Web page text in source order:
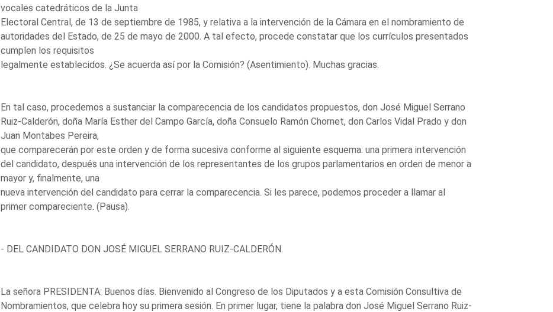
vocales catedráticos de la Junta
Electoral Central, de 13 de septiembre de 1985, y relativa a la intervención de la Cámara en el nombramiento de
autoridades del Estado, de 25 de mayo de 2000. A tal efecto, procede constatar que los currículos presentados
cumplen los requisitos
legalmente establecidos. ¿Se acuerda así por la Comisión? (Asentimiento). Muchas gracias.
En tal caso, procedemos a sustanciar la comparecencia de los candidatos propuestos, don José Miguel Serrano
Ruiz-Calderón, doña María Esther del Campo García, doña Consuelo Ramón Chornet, don Carlos Vidal Prado y don
Juan Montabes Pereira,
que comparecerán por este orden y de forma sucesiva conforme al siguiente esquema: una primera intervención
del candidato, después una intervención de los representantes de los grupos parlamentarios en orden de menor a
mayor y, finalmente, una
nueva intervención del candidato para cerrar la comparecencia. Si les parece, podemos proceder a llamar al
primer compareciente. (Pausa).
- DEL CANDIDATO DON JOSÉ MIGUEL SERRANO RUIZ-CALDERÓN.
La señora PRESIDENTA: Buenos días. Bienvenido al Congreso de los Diputados y a esta Comisión Consultiva de
Nombramientos, que celebra hoy su primera sesión. En primer lugar, tiene la palabra don José Miguel Serrano Ruiz-